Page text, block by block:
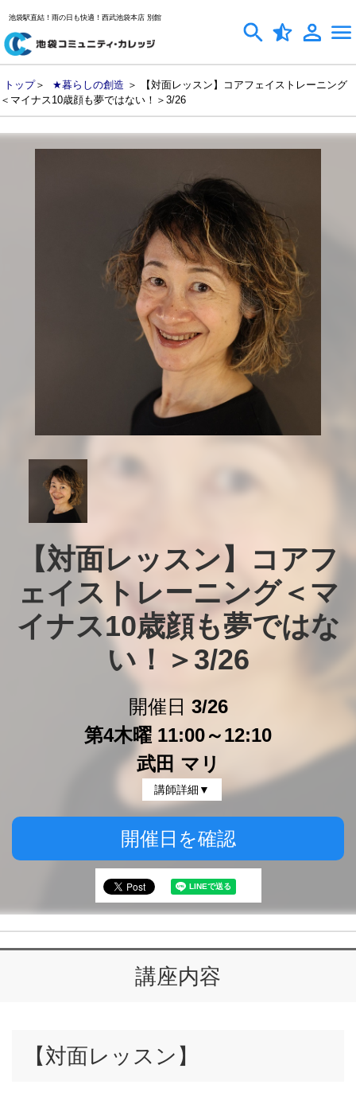
池袋駅直結！雨の日も快適！西武池袋本店 別館
トップ＞ ★暮らしの創造 ＞ 【対面レッスン】コアフェイストレーニング
＜マイナス10歳顔も夢ではない！＞3/26
【対面レッスン】コアフ
ェイストレーニング＜マ
イナス10歳顔も夢ではな
い！＞3/26
開催日 3/26
第4木曜 11:00～12:10
武田 マリ
講師詳細▼
開催日を確認
講座内容
【対面レッスン】